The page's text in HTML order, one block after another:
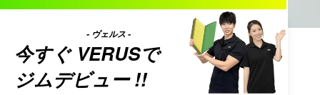
今すぐ VERUS
- ヴェルス -
で
ジムデビュー !!